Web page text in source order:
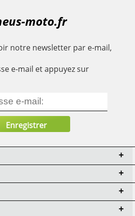
moto.fr
notre newsletter par e-mail,
e-mail et appuyez sur